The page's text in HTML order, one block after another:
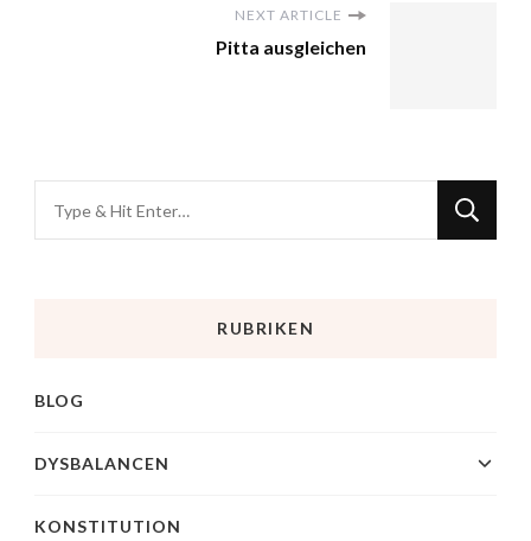
NEXT ARTICLE
Pitta ausgleichen
RUBRIKEN
BLOG
DYSBALANCEN
KONSTITUTION